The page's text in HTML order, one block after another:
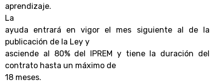
aprendizaje.
La
ayuda entrará en vigor el mes siguiente al de la
publicación de la Ley y
asciende al 80% del IPREM y tiene la duración del
contrato hasta un máximo de
18 meses.